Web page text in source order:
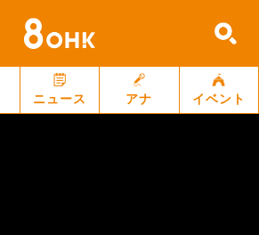
ニュース アナ イベント